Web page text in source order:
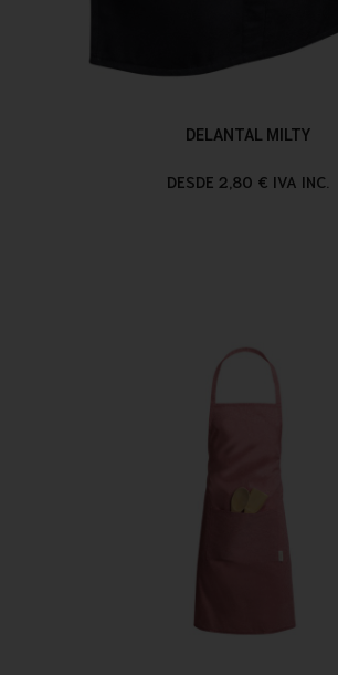
DELANTAL MILTY
DESDE 2,80 € IVA INC.